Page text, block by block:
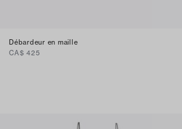
Débardeur en maille
CA$ 425